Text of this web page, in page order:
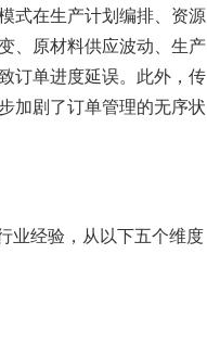
数据可视化
替代料管理
式在生产计划编排、资源
、原材料供应波动、生产
订单进度延误。此外，传
加剧了订单管理的无序状
业经验，从以下五个维度